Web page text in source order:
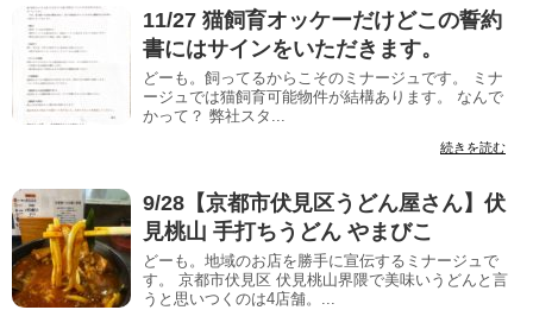
11/27 猫飼育オッケーだけどこの誓約
書にはサインをいただきます。
どーも。飼ってるからこそのミナージュです。 ミナ
ージュでは猫飼育可能物件が結構あります。 なんで
かって？ 弊社スタ...
続きを読む
9/28【京都市伏見区うどん屋さん】伏
見桃山 手打ちうどん やまびこ
どーも。地域のお店を勝手に宣伝するミナージュで
す。 京都市伏見区 伏見桃山界隈で美味いうどんと言
うと思いつくのは4店舗。...